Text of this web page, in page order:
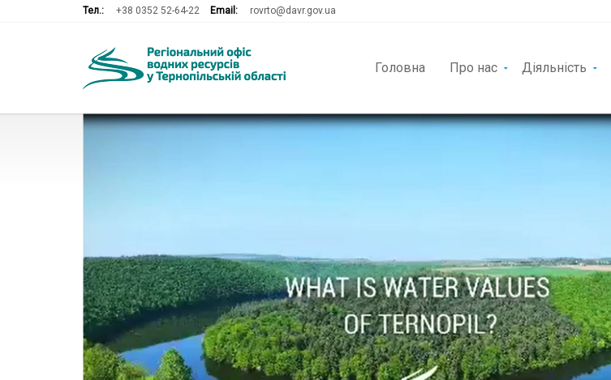
Тел.: +38 0352 52-64-22 Email: rovrto@davr.gov.ua
Головна Про нас Діяльність